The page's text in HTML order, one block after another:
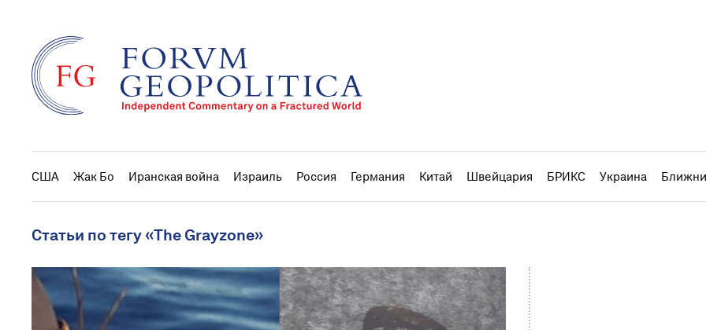
США Жак Бо Иранская война Израиль Россия Германия Китай Швейцария БРИКС Украина
Статьи по тегу «The Grayzone»